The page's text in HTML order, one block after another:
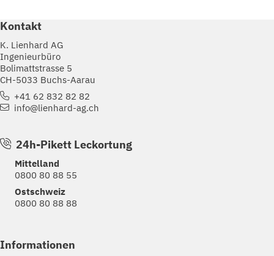
Kontakt
K. Lienhard AG
Ingenieurbüro
Bolimattstrasse 5
CH-5033 Buchs-Aarau
+41 62 832 82 82
info@lienhard-ag.ch
24h-Pikett Leckortung
Mittelland
0800 80 88 55
Ostschweiz
0800 80 88 88
Informationen